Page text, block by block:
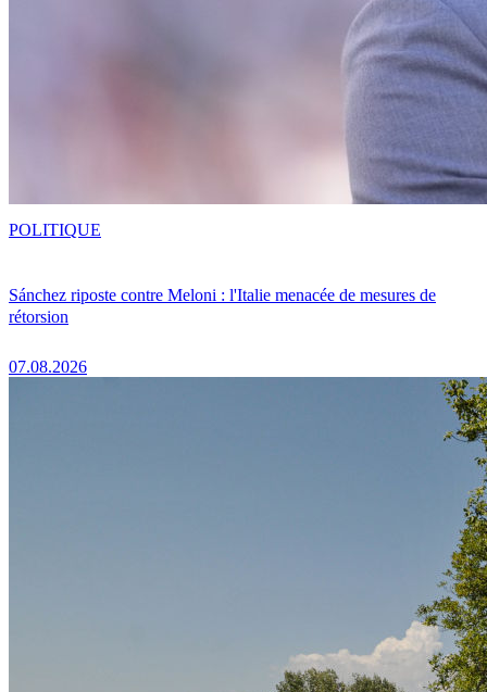
Sánchez riposte contre Meloni : l'Italie menacée de mesures de
rétorsion
07.08.2026
POLITIQUE